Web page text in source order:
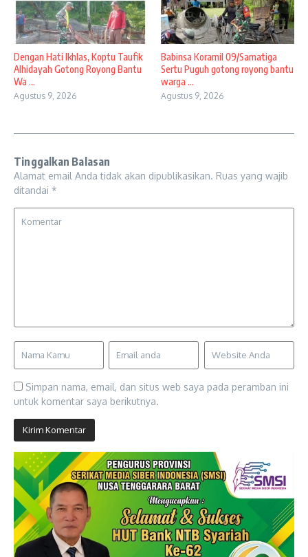
Dengan Hati Ikhlas, Koptu Taufik
Alhidayah Gotong Royong Bantu
Wa ...
Agustus 9, 2026
Babinsa Koramil 09/Samatiga
Sertu Puguh gotong royong bantu
warga ...
Agustus 9, 2026
Tinggalkan Balasan
Alamat email Anda tidak akan dipublikasikan. Ruas yang wajib
ditandai *
Simpan nama, email, dan situs web saya pada peramban ini
untuk komentar saya berikutnya.